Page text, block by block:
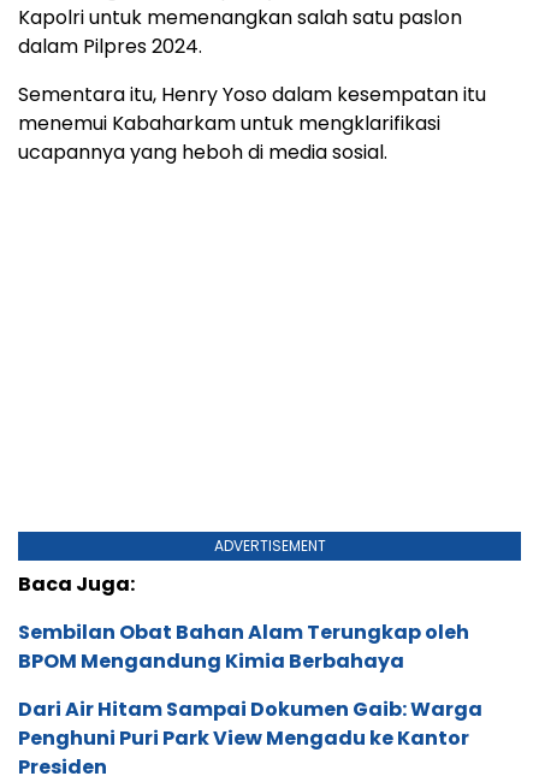
Kapolri untuk memenangkan salah satu paslon
dalam Pilpres 2024.
Sementara itu, Henry Yoso dalam kesempatan itu
menemui Kabaharkam untuk mengklarifikasi
ucapannya yang heboh di media sosial.
ADVERTISEMENT
Baca Juga:
Sembilan Obat Bahan Alam Terungkap oleh
BPOM Mengandung Kimia Berbahaya
Dari Air Hitam Sampai Dokumen Gaib: Warga
Penghuni Puri Park View Mengadu ke Kantor
Presiden